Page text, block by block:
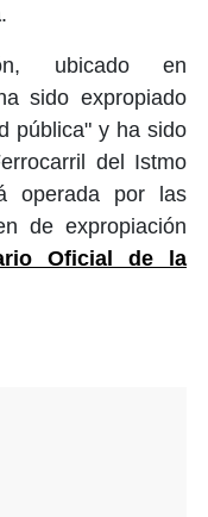
.
ubicado en
sido expropiado
pública" y ha sido
del Istmo
operada por las
de expropiación
Oficial de la